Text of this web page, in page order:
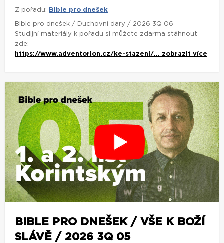
Z pořadu: Bible pro dnešek
Bible pro dnešek / Duchovní dary / 2026 3Q 06
Studijní materiály k pořadu si můžete zdarma stáhnout
zde:
https://www.adventorion.cz/ke-stazeni/... zobrazit více
BIBLE PRO DNEŠEK / VŠE K BOŽÍ
SLÁVĚ / 2026 3Q 05